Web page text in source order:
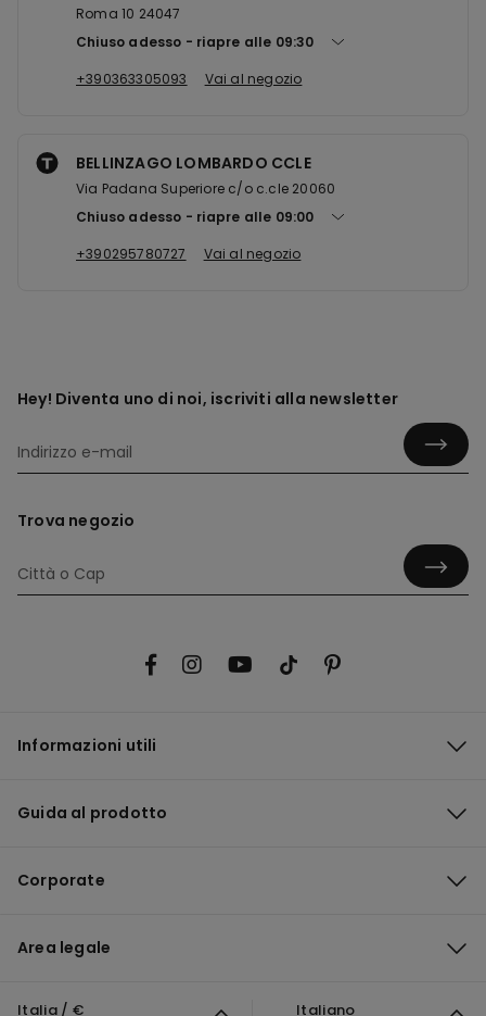
Roma 10 24047
Chiuso adesso
riapre alle 09:30
+390363305093
Vai al negozio
BELLINZAGO LOMBARDO CCLE
Via Padana Superiore c/o c.cle 20060
Chiuso adesso
riapre alle 09:00
+390295780727
Vai al negozio
Hey! Diventa uno di noi, iscriviti alla newsletter
Trova negozio
Informazioni utili
Guida al prodotto
Corporate
Area legale
Italia / € Italiano